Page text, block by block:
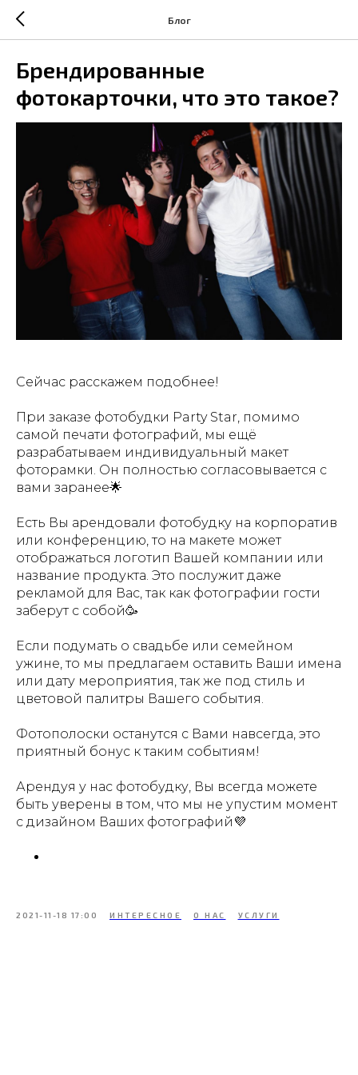
Блог
Брендированные
фотокарточки, что это такое?
Сейчас расскажем подобнее!
При заказе фотобудки Party Star, помимо
самой печати фотографий, мы ещё
разрабатываем индивидуальный макет
фоторамки. Он полностью согласовывается с
вами заранее🌟
Есть Вы арендовали фотобудку на корпоратив
или конференцию, то на макете может
отображаться логотип Вашей компании или
название продукта. Это послужит даже
рекламой для Вас, так как фотографии гости
заберут с собой🥳
Если подумать о свадьбе или семейном
ужине, то мы предлагаем оставить Ваши имена
или дату мероприятия, так же под стиль и
цветовой палитры Вашего события.
Фотополоски останутся с Вами навсегда, это
приятный бонус к таким событиям!
Арендуя у нас фотобудку, Вы всегда можете
быть уверены в том, что мы не упустим момент
с дизайном Ваших фотографий💜
2021-11-18 17:00 ИНТЕРЕСНОЕ О НАС УСЛУГИ